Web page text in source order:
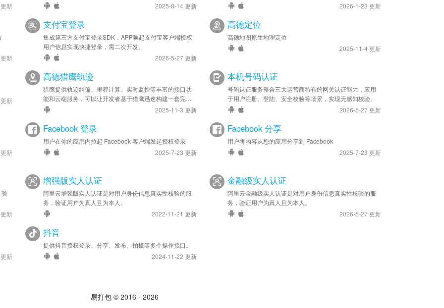
新
2025-8-14 更新
2026-1-23 更新
新
支付宝登录
集成第三方支付宝登录SDK，APP唤起支付宝客户端授权
用户信息实现快捷登录，需二次开发。
2026-5-27 更新
高德定位
高德地图原生地理定位
2025-11-4 更新
新
高德猎鹰轨迹
猎鹰提供轨迹纠偏、里程计算、实时监控等丰富的接口功
能和云端服务，可以让开发者基于猎鹰迅速构建一套完全
属于自己的精准、高效的轨迹管理系统，应用于车队管
2025-11-3 更新
本机号码认证
号码认证服务整合三大运营商特有的网关认证能力，应用
于用户注册、登陆、安全校验等场景，实现无感知校验。
2026-5-27 更新
新
Facebook 登录
用户在你的应用内拉起 Facebook 客户端发起授权登录
2025-7-23 更新
Facebook 分享
用户将内容从您的应用分享到 Facebook
2025-7-23 更新
验
新
增强版实人认证
阿里云增强版实人认证是对用户身份信息真实性核验的服
务，验证用户为真人且为本人。
2022-11-21 更新
金融级实人认证
阿里云金融级实人认证是对用户身份信息真实性核验的服
务，验证用户为真人且为本人。
2026-5-27 更新
新
抖音
提供抖音授权登录、分享、发布、拍摄等多个操作接口。
2024-11-22 更新
易打包 © 2016 - 2026